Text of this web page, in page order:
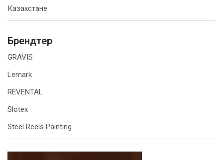
Казахстане
Брендтер
GRAVIS
Lemark
REVENTAL
Slotex
Steel Reels Painting